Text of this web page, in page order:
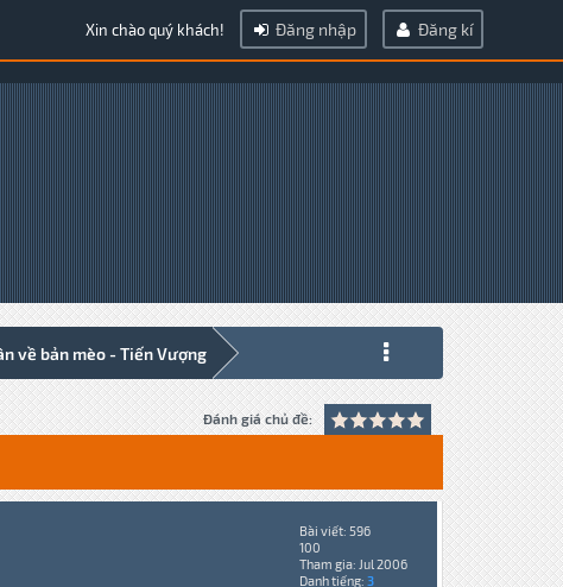
Xin chào quý khách! Đăng nhập Đăng kí
về bản mèo - Tiến Vượng
Đánh giá chủ đề:
Bài viết: 596
100
Tham gia: Jul 2006
Danh tiếng: 3